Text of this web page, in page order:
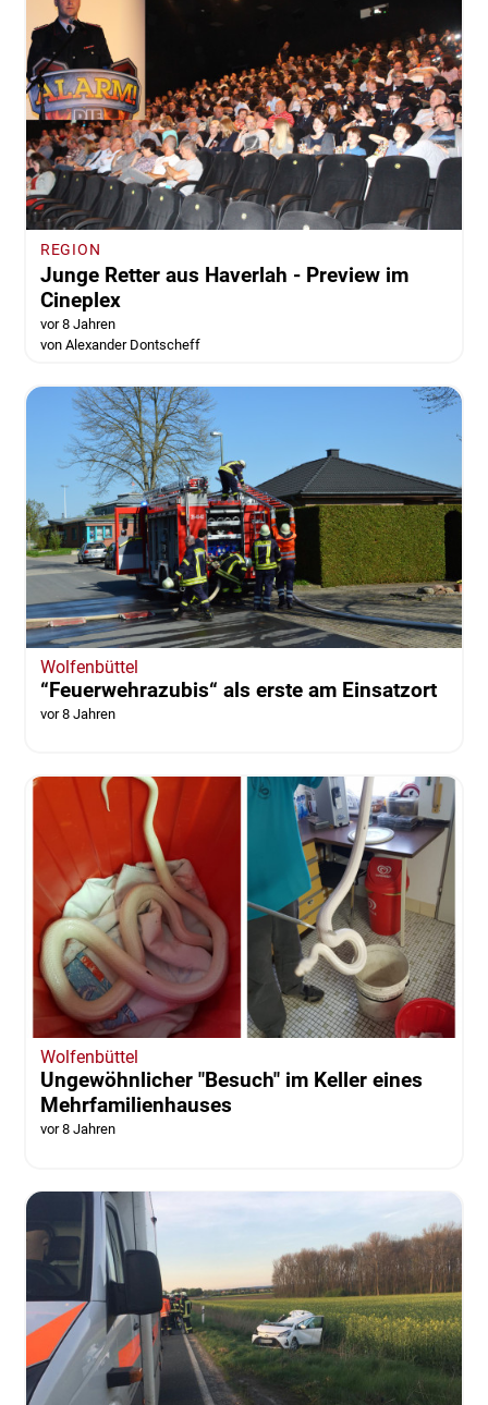
REGION
Junge Retter aus Haverlah - Preview im
Cineplex
vor 8 Jahren
von Alexander Dontscheff
Wolfenbüttel
“Feuerwehrazubis“ als erste am Einsatzort
vor 8 Jahren
Wolfenbüttel
Ungewöhnlicher "Besuch" im Keller eines
Mehrfamilienhauses
vor 8 Jahren